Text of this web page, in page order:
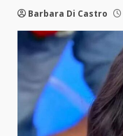
Barbara Di Castro